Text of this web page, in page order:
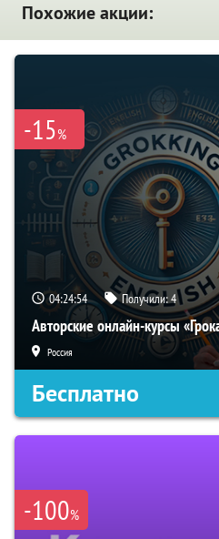
Похожие акции:
-15%
04:24:54 Получили:4
Авторские онлайн-курсы
Россия
Бесплатно
-100%